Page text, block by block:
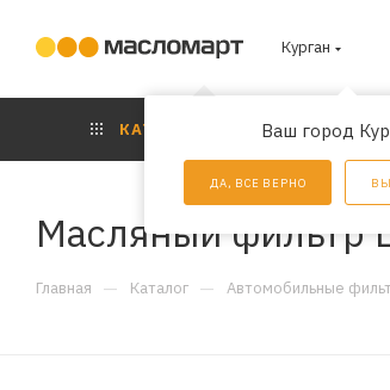
Курган
Ваш город
ДА, ВСЕ ВЕРНО
КАТАЛОГ
Масляный фильтр
Главная — Каталог — Автомобильные